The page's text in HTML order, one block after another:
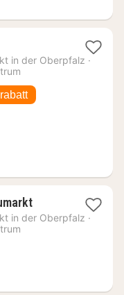
in der Oberpfalz ·
1
natt
in der Oberpfalz ·